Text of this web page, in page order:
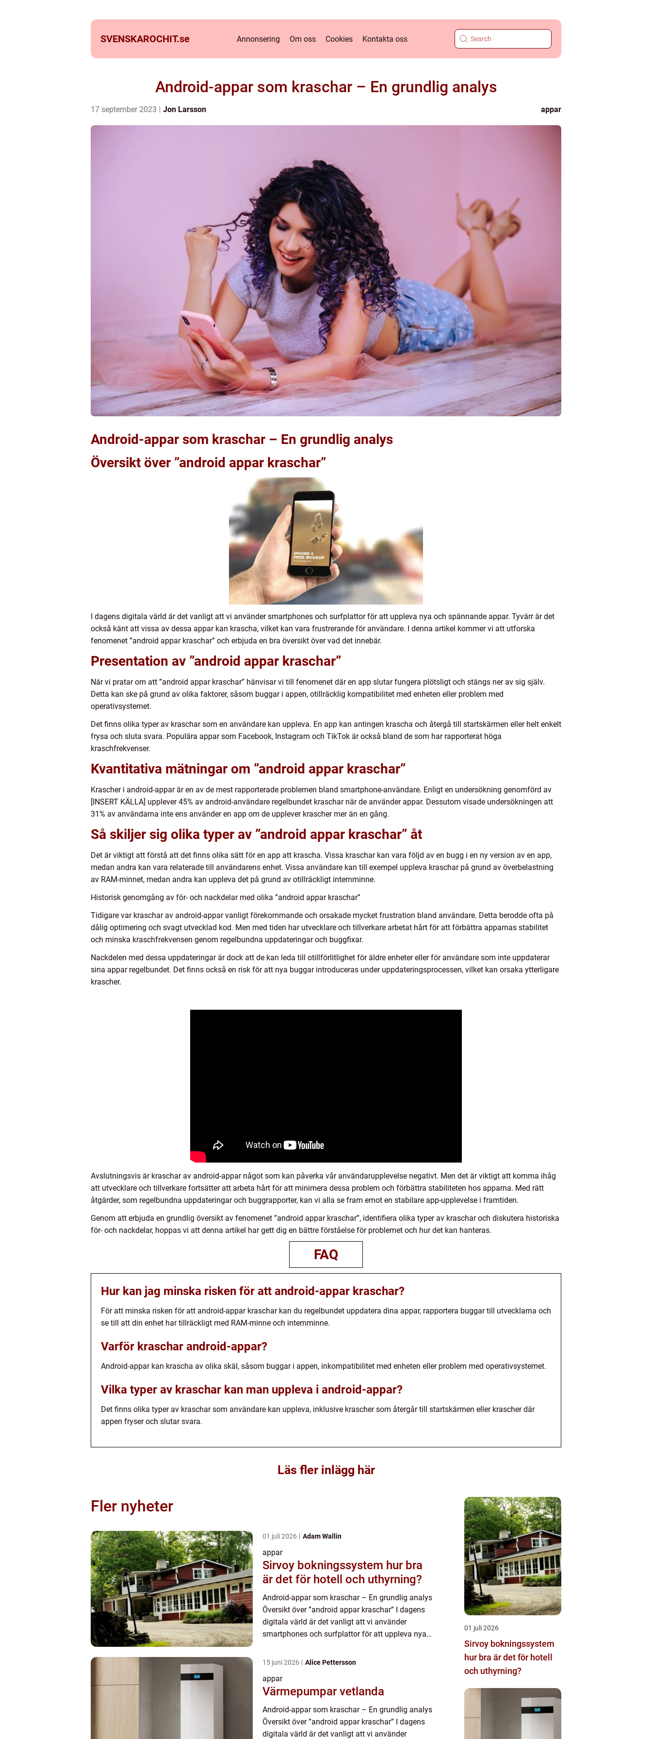
SVENSKAROCHIT.se Annonsering Om oss Cookies Kontakta oss
Android-appar som kraschar – En grundlig analys
17 september 2023 Jon Larsson appar
Android-appar som kraschar – En grundlig analys
Översikt över ”android appar kraschar”
I dagens digitala värld är det vanligt att vi använder smartphones och surfplattor för att uppleva nya och spännande appar. Tyvärr är det
också känt att vissa av dessa appar kan krascha, vilket kan vara frustrerande för användare. I denna artikel kommer vi att utforska
fenomenet ”android appar kraschar” och erbjuda en bra översikt över vad det innebär.
Presentation av ”android appar kraschar”
När vi pratar om att ”android appar kraschar” hänvisar vi till fenomenet där en app slutar fungera plötsligt och stängs ner av sig själv.
Detta kan ske på grund av olika faktorer, såsom buggar i appen, otillräcklig kompatibilitet med enheten eller problem med
operativsystemet.
Det finns olika typer av kraschar som en användare kan uppleva. En app kan antingen krascha och återgå till startskärmen eller helt enkelt
frysa och sluta svara. Populära appar som Facebook, Instagram och TikTok är också bland de som har rapporterat höga
kraschfrekvenser.
Kvantitativa mätningar om ”android appar kraschar”
Krascher i android-appar är en av de mest rapporterade problemen bland smartphone-användare. Enligt en undersökning genomförd av
[INSERT KÄLLA] upplever 45% av android-användare regelbundet kraschar när de använder appar. Dessutom visade undersökningen att
31% av användarna inte ens använder en app om de upplever krascher mer än en gång.
Så skiljer sig olika typer av ”android appar kraschar” åt
Det är viktigt att förstå att det finns olika sätt för en app att krascha. Vissa kraschar kan vara följd av en bugg i en ny version av en app,
medan andra kan vara relaterade till användarens enhet. Vissa användare kan till exempel uppleva kraschar på grund av överbelastning
av RAM-minnet, medan andra kan uppleva det på grund av otillräckligt internminne.
Historisk genomgång av för- och nackdelar med olika ”android appar kraschar”
Tidigare var kraschar av android-appar vanligt förekommande och orsakade mycket frustration bland användare. Detta berodde ofta på
dålig optimering och svagt utvecklad kod. Men med tiden har utvecklare och tillverkare arbetat hårt för att förbättra apparnas stabilitet
och minska kraschfrekvensen genom regelbundna uppdateringar och buggfixar.
Nackdelen med dessa uppdateringar är dock att de kan leda till otillförlitlighet för äldre enheter eller för användare som inte uppdaterar
sina appar regelbundet. Det finns också en risk för att nya buggar introduceras under uppdateringsprocessen, vilket kan orsaka ytterligare
krascher.
Avslutningsvis är kraschar av android-appar något som kan påverka vår användarupplevelse negativt. Men det är viktigt att komma ihåg
att utvecklare och tillverkare fortsätter att arbeta hårt för att minimera dessa problem och förbättra stabiliteten hos apparna. Med rätt
åtgärder, som regelbundna uppdateringar och buggrapporter, kan vi alla se fram emot en stabilare app-upplevelse i framtiden.
Genom att erbjuda en grundlig översikt av fenomenet ”android appar kraschar”, identifiera olika typer av kraschar och diskutera historiska
för- och nackdelar, hoppas vi att denna artikel har gett dig en bättre förståelse för problemet och hur det kan hanteras.
FAQ
Hur kan jag minska risken för att android-appar kraschar?
För att minska risken för att android-appar kraschar kan du regelbundet uppdatera dina appar, rapportera buggar till utvecklarna och
se till att din enhet har tillräckligt med RAM-minne och internminne.
Varför kraschar android-appar?
Android-appar kan krascha av olika skäl, såsom buggar i appen, inkompatibilitet med enheten eller problem med operativsystemet.
Vilka typer av kraschar kan man uppleva i android-appar?
Det finns olika typer av kraschar som användare kan uppleva, inklusive krascher som återgår till startskärmen eller krascher där
appen fryser och slutar svara.
Läs fler inlägg här
Fler nyheter
01 juli 2026 Adam Wallin
appar
Sirvoy bokningssystem hur bra
är det för hotell och uthyrning?
Android-appar som kraschar – En grundlig analys
Översikt över ”android appar kraschar” I dagens
digitala värld är det vanligt att vi använder
smartphones och surfplattor för att uppleva nya
15 juni 2026 Alice Pettersson
appar
Värmepumpar vetlanda
Android-appar som kraschar – En grundlig analys
Översikt över ”android appar kraschar” I dagens
digitala värld är det vanligt att vi använder
01 juli 2026
Sirvoy bokningssystem
hur bra är det för hotell
och uthyrning?